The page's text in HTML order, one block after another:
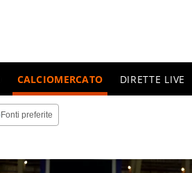
CALCIOMERCATO DIRETTE LIVE
Fonti preferite